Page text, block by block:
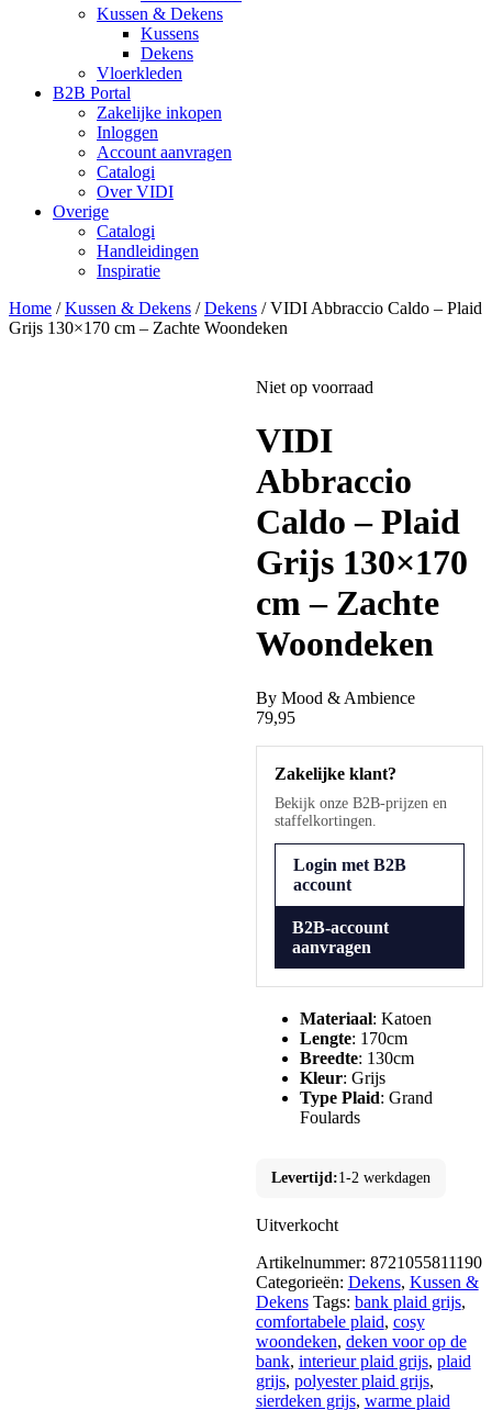
Kussen & Dekens
Kussens
Dekens
Vloerkleden
B2B Portal
Zakelijke inkopen
Inloggen
Account aanvragen
Catalogi
Over VIDI
Overige
Catalogi
Handleidingen
Inspiratie
Home /Kussen & Dekens /Dekens /VIDI Abbraccio Caldo – Plaid
Grijs 130×170 cm – Zachte Woondeken
Niet op voorraad
VIDI
Abbraccio
Caldo – Plaid
Grijs 130×170
cm – Zachte
Woondeken
By Mood & Ambience
79,95
Zakelijke klant?
Bekijk onze B2B-prijzen en
staffelkortingen.
Login met B2B
account
B2B-account
aanvragen
Materiaal: Katoen
Lengte: 170cm
Breedte: 130cm
Kleur: Grijs
Type Plaid: Grand
Foulards
Levertijd:1-2 werkdagen
Uitverkocht
Artikelnummer: 8721055811190
Categorieën: Dekens, Kussen &
Dekens Tags: bank plaid grijs,
comfortabele plaid, cosy
woondeken, deken voor op de
bank, interieur plaid grijs, plaid
grijs, polyester plaid grijs,
sierdeken grijs, warme plaid